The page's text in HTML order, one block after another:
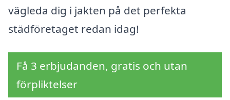
vägleda dig i jakten på det perfekta
städföretaget redan idag!
Få 3 erbjudanden, gratis och utan
förpliktelser